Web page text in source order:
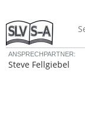
ANSPRECHPARTNER:
Steve Fellgiebel